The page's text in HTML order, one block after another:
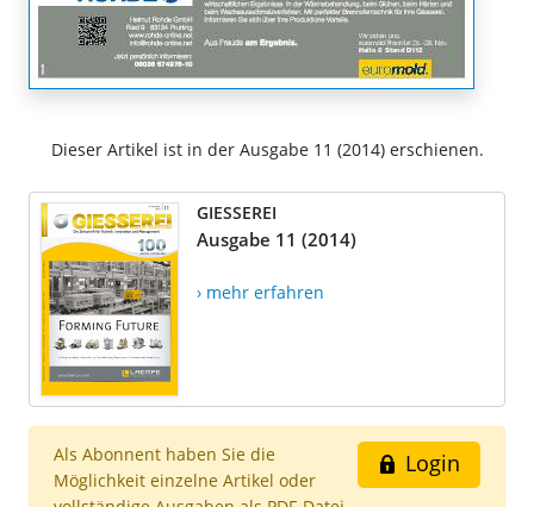
Dieser Artikel ist in der Ausgabe 11 (2014) erschienen.
GIESSEREI
Ausgabe 11 (2014)
› mehr erfahren
Login
Als Abonnent haben Sie die
Möglichkeit einzelne Artikel oder